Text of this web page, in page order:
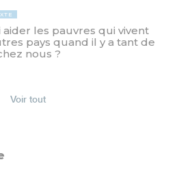
les pauvres qui vivent
pays quand il y a tant de
nous ?
Voir tout